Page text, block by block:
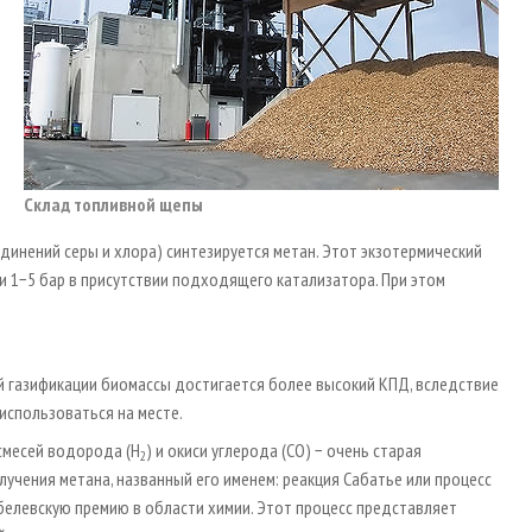
Склад топливной щепы
серы и хлора) синтезируется метан. Этот экзотермический
бар в присутствии подходящего катализатора. При этом
биомассы достигается более высокий КПД, вследствие
на месте.
водорода (H2) и окиси углерода (СО) − очень старая
метана, названный его именем: реакция Сабатье или процесс
премию в области химии. Этот процесс представляет